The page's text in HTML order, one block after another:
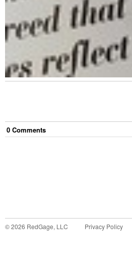
0 Comments
©2026 RedGage, LLC Privacy Policy